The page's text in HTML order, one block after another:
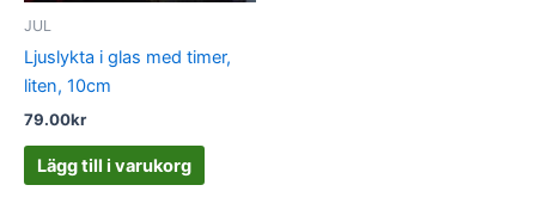
JUL
Ljuslykta i glas med timer,
liten, 10cm
79.00kr
Lägg till i varukorg